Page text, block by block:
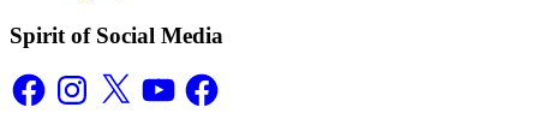
Spirit of Social Media
FacebookInstagram
X YouTubeFacebook